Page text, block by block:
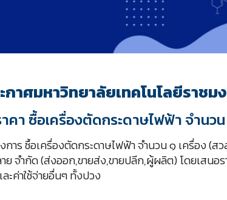
กาศมหาวิทยาลัยเทคโนโลยีราช
คา ซื้อเครื่องตัดกระดาษไฟฟ้า จำนว
ร ซื้อเครื่องตัดกระดาษไฟฟ้า จำนวน ๑ เครื่อง (ส
ย จำกัด (ส่งออก,ขายส่ง,ขายปลีก,ผู้ผลิต) โดยเสน
ะค่าใช้จ่ายอื่นๆ ทั้งปวง